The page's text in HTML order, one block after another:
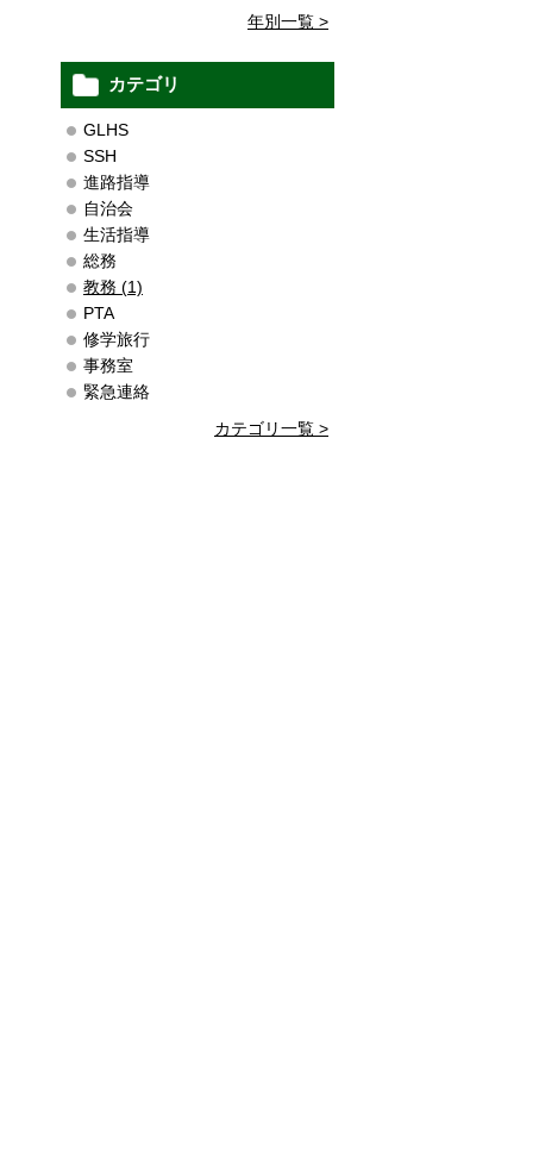
年別一覧 >
カテゴリ
GLHS
SSH
進路指導
自治会
生活指導
総務
教務 (1)
PTA
修学旅行
事務室
緊急連絡
カテゴリ一覧 >